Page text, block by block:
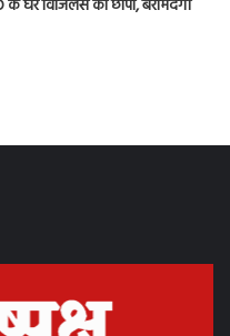
के घर विजिलेंस का छापा, बरामदगी